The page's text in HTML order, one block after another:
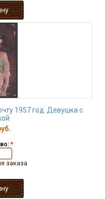
1957 год. Девушка с
*
заказа